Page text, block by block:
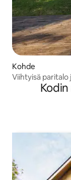
Kohde
Viihtyisä paritalo